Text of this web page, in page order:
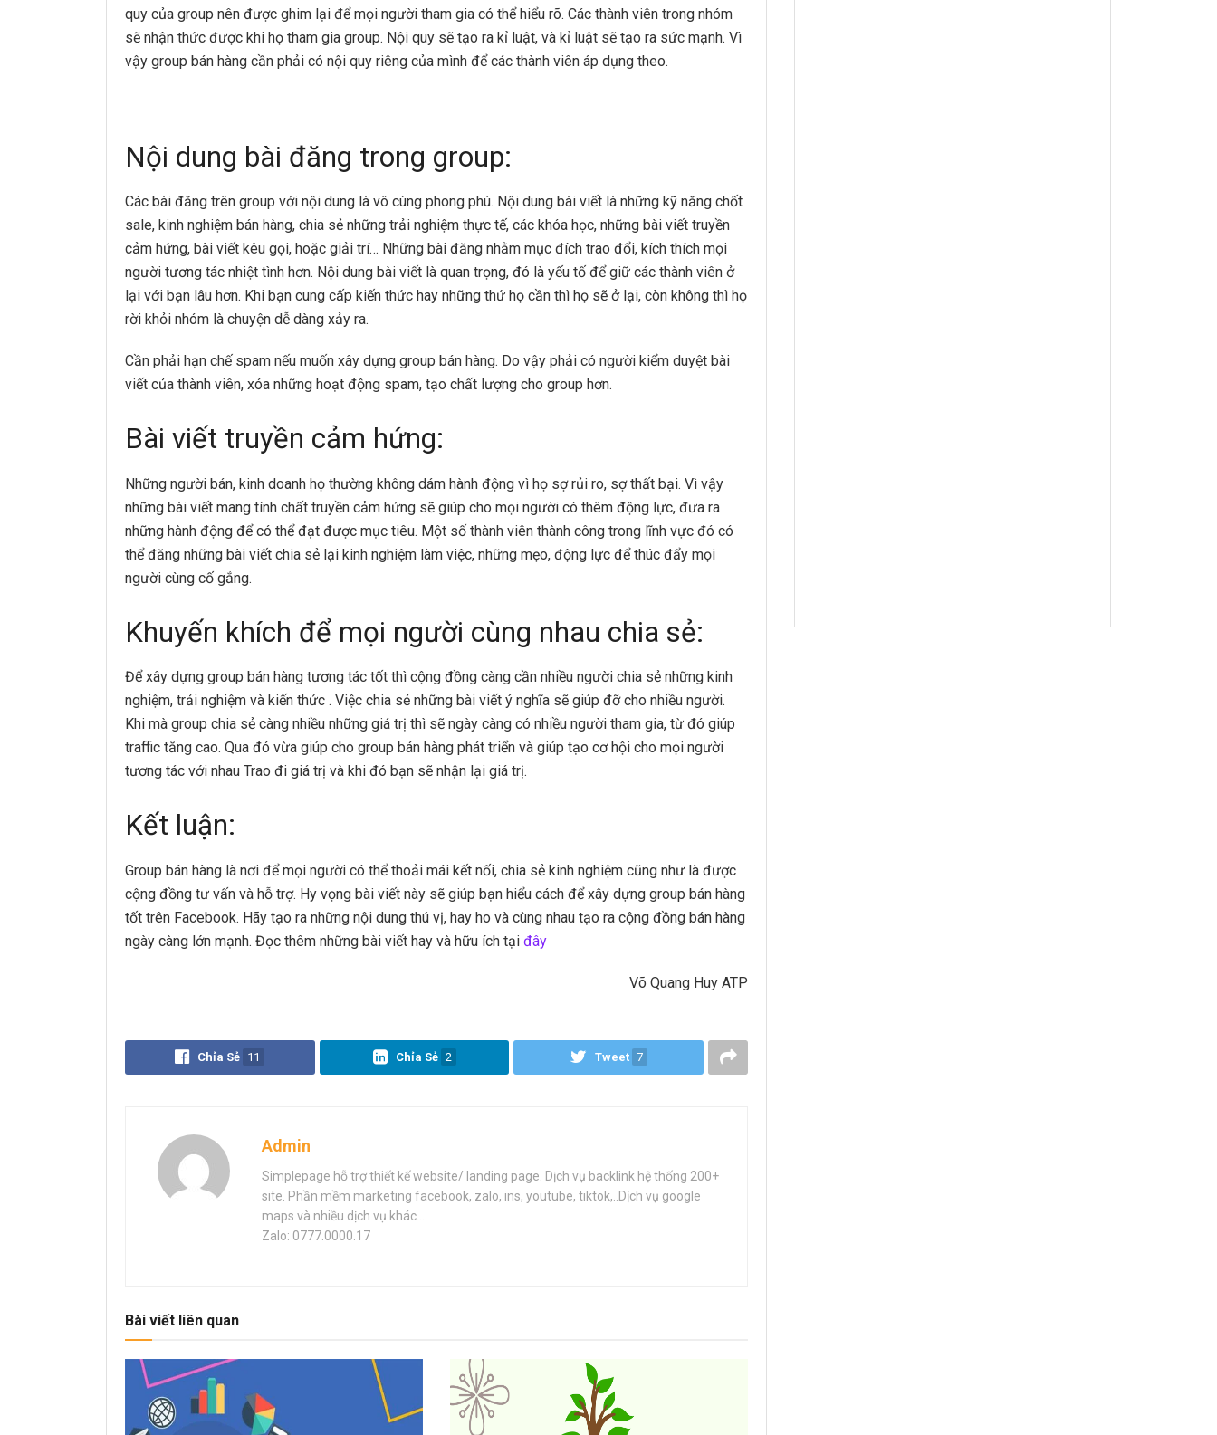
quy của group nên được ghim lại để mọi người tham gia có thể hiểu rõ. Các thành viên trong nhóm
sẽ nhận thức được khi họ tham gia group. Nội quy sẽ tạo ra kỉ luật, và kỉ luật sẽ tạo ra sức mạnh. Vì
vậy group bán hàng cần phải có nội quy riêng của mình để các thành viên áp dụng theo.
Nội dung bài đăng trong group:
Các bài đăng trên group với nội dung là vô cùng phong phú. Nội dung bài viết là những kỹ năng chốt
sale, kinh nghiệm bán hàng, chia sẻ những trải nghiệm thực tế, các khóa học, những bài viết truyền
cảm hứng, bài viết kêu gọi, hoặc giải trí… Những bài đăng nhằm mục đích trao đổi, kích thích mọi
người tương tác nhiệt tình hơn. Nội dung bài viết là quan trọng, đó là yếu tố để giữ các thành viên ở
lại với bạn lâu hơn. Khi bạn cung cấp kiến thức hay những thứ họ cần thì họ sẽ ở lại, còn không thì họ
rời khỏi nhóm là chuyện dễ dàng xảy ra.
Cần phải hạn chế spam nếu muốn xây dựng group bán hàng. Do vậy phải có người kiểm duyệt bài
viết của thành viên, xóa những hoạt động spam, tạo chất lượng cho group hơn.
Bài viết truyền cảm hứng:
Những người bán, kinh doanh họ thường không dám hành động vì họ sợ rủi ro, sợ thất bại. Vì vậy
những bài viết mang tính chất truyền cảm hứng sẽ giúp cho mọi người có thêm động lực, đưa ra
những hành động để có thể đạt được mục tiêu. Một số thành viên thành công trong lĩnh vực đó có
thể đăng những bài viết chia sẻ lại kinh nghiệm làm việc, những mẹo, động lực để thúc đẩy mọi
người cùng cố gắng.
Khuyến khích để mọi người cùng nhau chia sẻ:
Để xây dựng group bán hàng tương tác tốt thì cộng đồng càng cần nhiều người chia sẻ những kinh
nghiệm, trải nghiệm và kiến thức . Việc chia sẻ những bài viết ý nghĩa sẽ giúp đỡ cho nhiều người.
Khi mà group chia sẻ càng nhiều những giá trị thì sẽ ngày càng có nhiều người tham gia, từ đó giúp
traffic tăng cao. Qua đó vừa giúp cho group bán hàng phát triển và giúp tạo cơ hội cho mọi người
tương tác với nhau Trao đi giá trị và khi đó bạn sẽ nhận lại giá trị.
Kết luận:
Group bán hàng là nơi để mọi người có thể thoải mái kết nối, chia sẻ kinh nghiệm cũng như là được
cộng đồng tư vấn và hỗ trợ. Hy vọng bài viết này sẽ giúp bạn hiểu cách để xây dựng group bán hàng
tốt trên Facebook. Hãy tạo ra những nội dung thú vị, hay ho và cùng nhau tạo ra cộng đồng bán hàng
ngày càng lớn mạnh. Đọc thêm những bài viết hay và hữu ích tại đây
Võ Quang Huy ATP
Chỉa Sẻ 11 Chỉa Sẻ 2 Tweet 7
Admin
Simplepage hỗ trợ thiết kế website/ landing page. Dịch vụ backlink hệ thống 200+
site. Phần mềm marketing facebook, zalo, ins, youtube, tiktok,..Dịch vụ google
maps và nhiều dịch vụ khác....
Zalo: 0777.0000.17
Bài viết liên quan